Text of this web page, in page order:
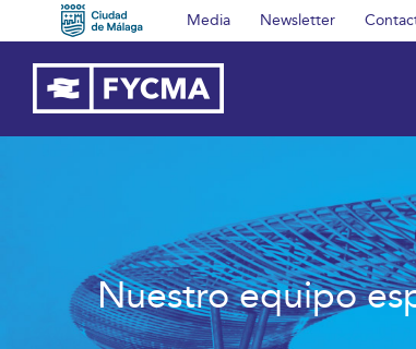
al
contenido
Media Newsletter
Nuestro equipo